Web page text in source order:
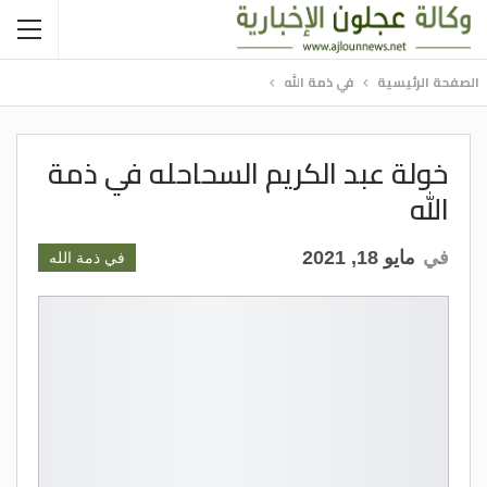
الصفحة الرئيسية في ذمة الله
خولة عبد الكريم السحاحله في ذمة
الله
في ذمة الله في مايو 18, 2021